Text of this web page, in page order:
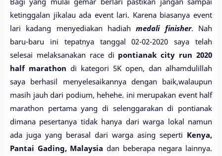
ketinggalan jikalau ada event lari. Karena biasanya event
lari kadang menyediakan hadiahmedali finisher. Nah
baru-baru ini tepatnya tanggal 02-02-2020 saya telah
selesai melaksanakan race di pontianak city run 2020
half marathon di kategori 5K open, dan alhamdulillah
saya berhasil menyelesaikannya dengan baik,walaupun
masih jauh dari podium, hehehe. ini merupakan event half
marathon pertama yang di selenggarakan di pontianak
dimana pesertanya tidak hanya dari warga lokal namun
ada juga yang berasal dari warga asing seperti Kenya,
Pantai Gading, Malaysia dan beberapa negara lainnya.